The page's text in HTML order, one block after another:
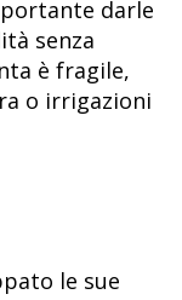
darle
senza
è fragile,
o irrigazioni
le sue